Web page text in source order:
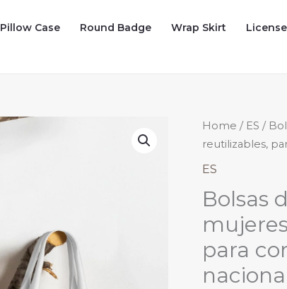
Pillow Case Round Badge Wrap Skirt
Home / ES /
reutilizables,
ES
Bolsas
para